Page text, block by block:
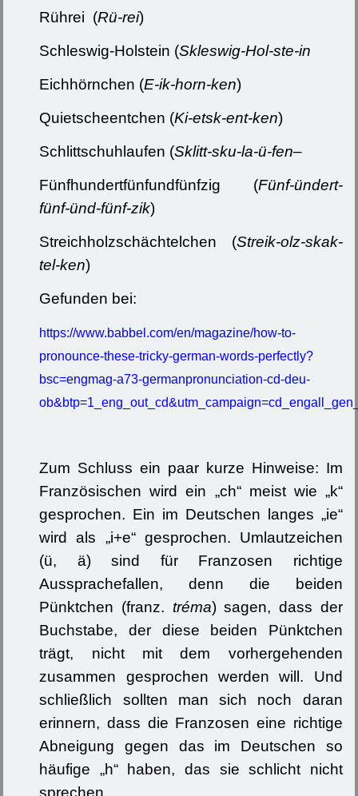
Rührei (Rü-rei)
Schleswig-Holstein (Skleswig-Hol-ste-in
Eichhörnchen (E-ik-horn-ken)
Quietscheentchen (Ki-etsk-ent-ken)
Schlittschuhlaufen (Sklitt-sku-la-ü-fen–
Fünfhundertfünfundfünfzig (Fünf-ündert-
fünf-ünd-fünf-zik)
Streichholzschächtelchen (Streik-olz-skak-
tel-ken)
Gefunden bei:
https://www.babbel.com/en/magazine/how-to-
pronounce-these-tricky-german-words-perfectly?
bsc=engmag-a73-germanpronunciation-cd-deu-
Zum Schluss ein paar kurze Hinweise: Im
Französischen wird ein „ch“ meist wie „k“
gesprochen. Ein im Deutschen langes „ie“
wird als „i+e“ gesprochen. Umlautzeichen
(ü, ä) sind für Franzosen richtige
Aussprachefallen, denn die beiden
Pünktchen (franz. tréma) sagen, dass der
Buchstabe, der diese beiden Pünktchen
trägt, nicht mit dem vorhergehenden
zusammen gesprochen werden will. Und
schließlich sollten man sich noch daran
erinnern, dass die Franzosen eine richtige
Abneigung gegen das im Deutschen so
häufige „h“ haben, das sie schlicht nicht
sprechen.